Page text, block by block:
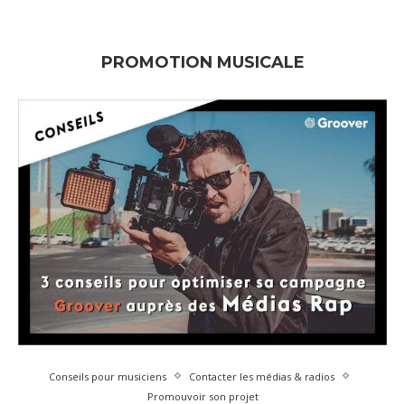
PROMOTION MUSICALE
Conseils pour musiciens
Contacter les médias & radios
Promouvoir son projet